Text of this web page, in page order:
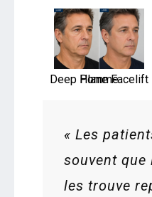
Deep Plane Facelift Homme
« Les
souvent que
les trouve